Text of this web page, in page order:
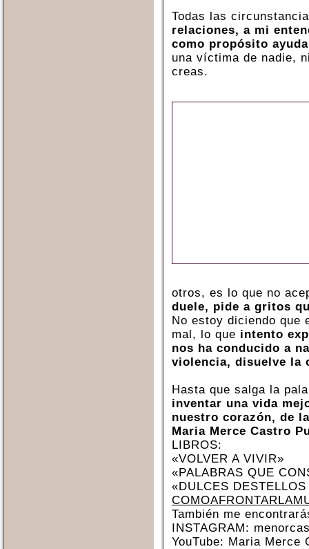
Todas las
relaciones, a mi
como propósito
una víctima de nadie,
creas.
otros, es lo que no
duele, pide a gritos
No estoy diciendo que
mal, lo que intento
nos ha conducido a
violencia, disuelve la
Hasta que salga la
inventar una vida
nuestro corazón, de
Maria Merce Castro
LIBROS:
«VOLVER A VIVIR»
«PALABRAS QUE
«DULCES
También me
INSTAGRAM:
YouTube: Maria Merce